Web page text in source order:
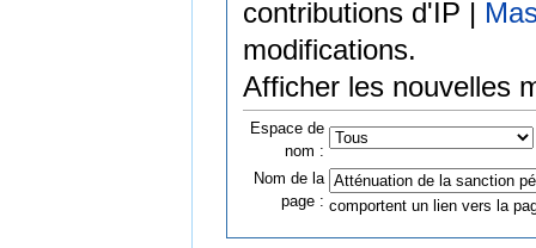
contributions d'IP |
modifications.
Afficher les nouvelles
Espace de
nom :
Nom de la
page : comportent un lien vers la